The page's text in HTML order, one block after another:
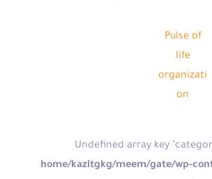
Pulse of
life
organizati
on
/home/kazitgkg/meem/gate/wp-